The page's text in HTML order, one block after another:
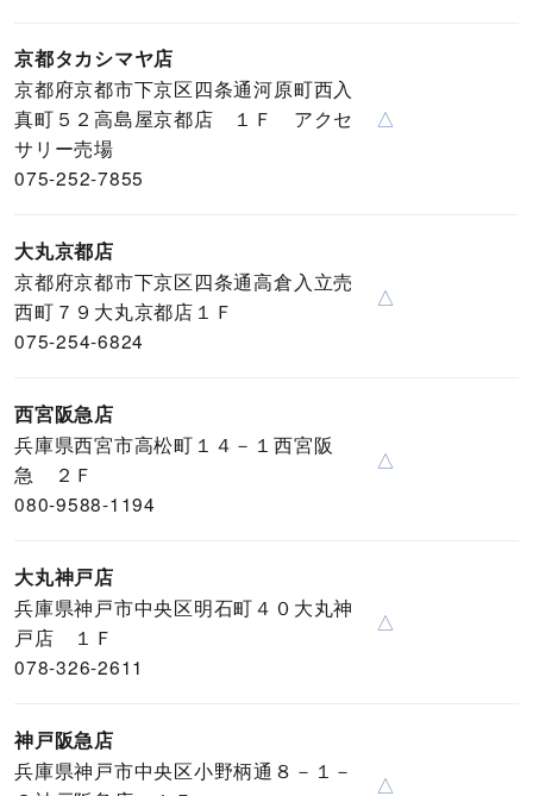
京都タカシマヤ店
京都府京都市下京区四条通河原町西入
真町５２高島屋京都店 １Ｆ アクセ
サリー売場
075-252-7855
△
大丸京都店
京都府京都市下京区四条通高倉入立売
西町７９大丸京都店１Ｆ
075-254-6824
△
西宮阪急店
兵庫県西宮市高松町１４－１西宮阪
急 ２Ｆ
080-9588-1194
△
大丸神戸店
兵庫県神戸市中央区明石町４０大丸神
戸店 １Ｆ
078-326-2611
△
神戸阪急店
兵庫県神戸市中央区小野柄通８－１－
△